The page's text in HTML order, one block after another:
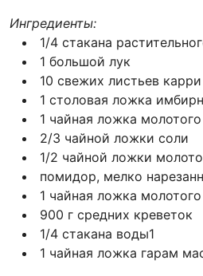
Ингредиенты:
1/4 стакана
1 большой лук
10 свежих листьев
1 столовая ложка
1 чайная ложка
2/3 чайной ложки соли
1/2 чайной ложки
помидор, мелко
1 чайная ложка
900 г средних креветок
1/4 стакана воды1
1 чайная ложка гарам